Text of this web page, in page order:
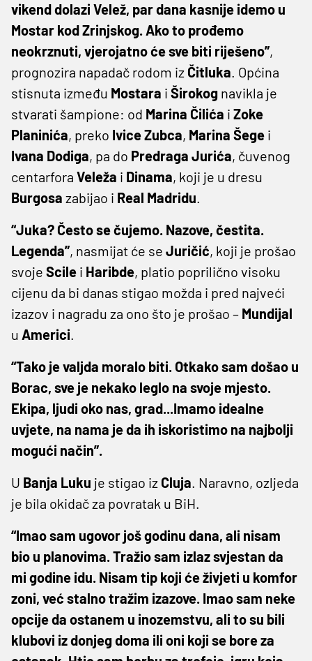
vikend dolazi Velež, par dana kasnije idemo u
Mostar kod Zrinjskog. Ako to prođemo
neokrznuti, vjerojatno će sve biti riješeno”,
prognozira napadač rodom iz Čitluka. Općina
stisnuta između Mostara i Širokog navikla je
stvarati šampione: od Marina Čilića i Zoke
Planinića, preko IviceZubca, Marina Šege i
Ivana Dodiga, pa do Predraga Jurića, čuvenog
centarfora Veleža i Dinama, koji je u dresu
Burgosa zabijao i Real Madridu.
“Juka? Često se čujemo. Nazove, čestita.
Legenda”, nasmijat će se Juričić, koji je prošao
svoje Scile i Haribde, platio poprilično visoku
cijenu da bi danas stigao možda i pred najveći
izazov i nagradu za ono što je prošao – Mundijal
u Americi.
“Tako je valjda moralo biti. Otkako sam došao u
Borac, sve je nekako leglo na svoje mjesto.
Ekipa, ljudi oko nas, grad...Imamo idealne
uvjete, na nama je da ih iskoristimo na najbolji
mogući način”.
U Banja Luku je stigao iz Cluja. Naravno, ozljeda
je bila okidač za povratak u BiH.
“Imao sam ugovor još godinu dana, ali nisam
bio u planovima. Tražio sam izlaz svjestan da
mi godine idu. Nisam tip koji će živjeti u komfor
zoni, već stalno tražim izazove. Imao sam neke
opcije da ostanem u inozemstvu, ali to su bili
klubovi iz donjeg doma ili oni koji se bore za